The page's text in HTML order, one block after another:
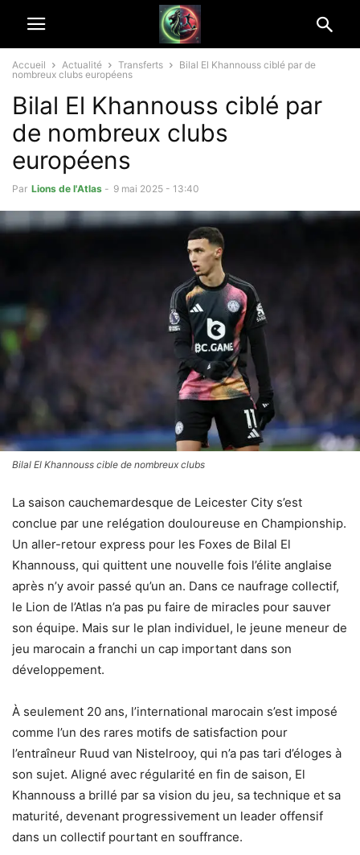
Accueil Actualité Transferts
Bilal El Khannouss ciblé par de
nombreux clubs européens
Bilal El Khannouss ciblé par
de nombreux clubs
européens
Par Lions de l'Atlas - 9 mai 2025 - 13:40
Bilal El Khannouss cible de nombreux clubs
La saison cauchemardesque de Leicester City s’est
conclue par une relégation douloureuse en Championship.
Un aller-retour express pour les Foxes de Bilal El
Khannouss, qui quittent une nouvelle fois l’élite anglaise
après n’y avoir passé qu’un an. Dans ce naufrage collectif,
le Lion de l’Atlas n’a pas pu faire de miracles pour sauver
son équipe. Mais sur le plan individuel, le jeune meneur de
jeu marocain a franchi un cap important dans son
développement.
À seulement 20 ans, l’international marocain s’est imposé
comme l’un des rares motifs de satisfaction pour
l’entraîneur Ruud van Nistelrooy, qui n’a pas tari d’éloges à
son sujet. Aligné avec régularité en fin de saison, El
Khannouss a brillé par sa vision du jeu, sa technique et sa
maturité, devenant progressivement un leader offensif
dans un collectif pourtant en souffrance.